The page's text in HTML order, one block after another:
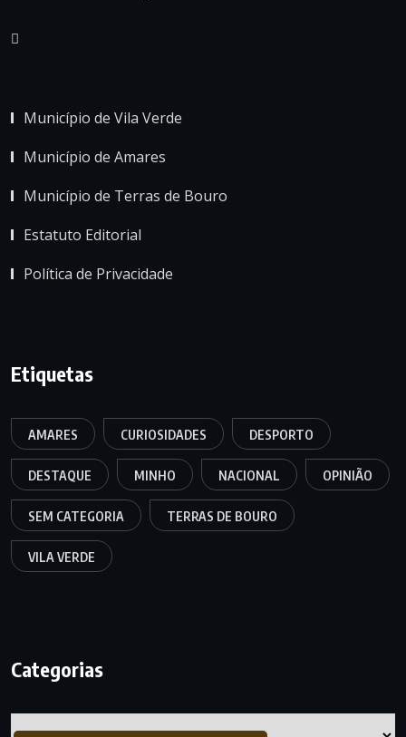
Município de Vila Verde
Município de Amares
Município de Terras de Bouro
Estatuto Editorial
Política de Privacidade
Etiquetas
AMARES CURIOSIDADES DESPORTO
DESTAQUE MINHO NACIONAL OPINIÃO
SEM CATEGORIA TERRAS DE BOURO
VILA VERDE
Categorias